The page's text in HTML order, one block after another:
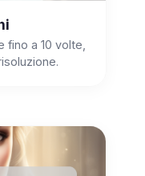
fino a 10 volte,